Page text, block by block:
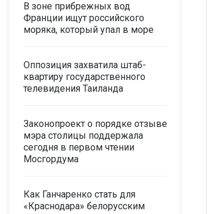
В зоне прибрежных вод
Франции ищут российского
моряка, который упал в море
Оппозиция захватила штаб-
квартиру государственного
телевидения Таиланда
Законопроект о порядке отзыве
мэра столицы поддержала
сегодня в первом чтении
Мосгордума
Как Ганчаренко стать для
«Краснодара» белорусским